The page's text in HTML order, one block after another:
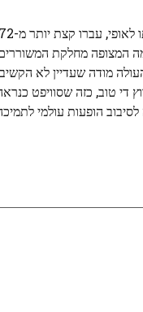
המצופה מחלקת
די טוב, כזה שסוויפט
הופעות עולמי